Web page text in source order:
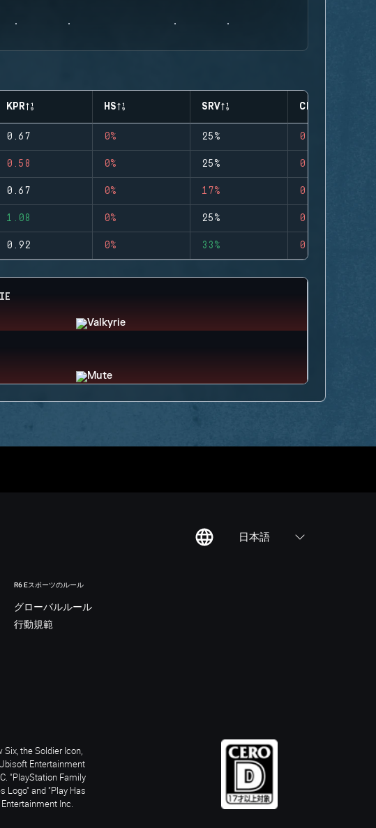
KPR HS SRV CLUTCHES
0.67 0% 25% 0
0.58 0% 25% 0
0.67 0% 17% 0
1.08 0% 25% 0
0.92 0% 33% 0
日本語
R6 Eスポーツのルール
グローバルルール
行動規範
the Soldier Icon,
Entertainment
"PlayStation Family
Logo" and "Play Has
Inc.